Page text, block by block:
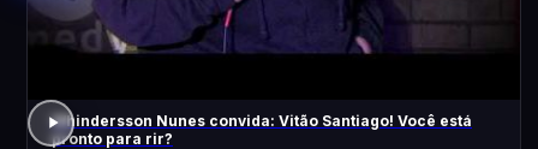
Whindersson Nunes convida: Vitão Santiago! Você está
pronto para rir?